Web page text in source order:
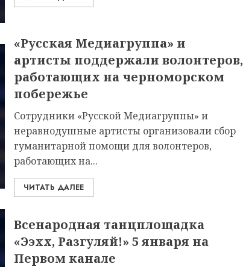
«Русская Медиагруппа» и
артисты поддержали волонтеров,
работающих на черноморском
побережье
Сотрудники «Русской Медиагруппы» и
неравнодушные артисты организовали сбор
гуманитарной помощи для волонтеров,
работающих на...
ЧИТАТЬ ДАЛЕЕ
Всенародная танцплощадка
«Ээхх, Разгуляй!» 5 января на
Первом канале